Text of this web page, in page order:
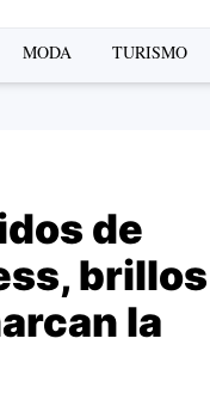
MODA TURISMO
de
brillos
la